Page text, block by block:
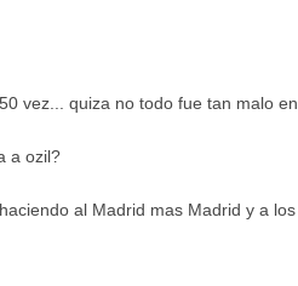
vez... quiza no todo fue tan malo en
a ozil?
al Madrid mas Madrid y a los